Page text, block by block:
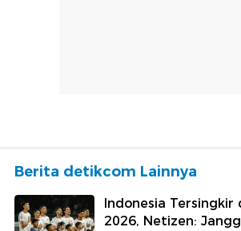
Berita detikcom Lainnya
Indonesia Tersingkir
2026, Netizen: